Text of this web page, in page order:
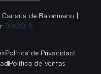
de Balonmano |
TOOOLS
Política de Privacidad
Política de Ventas